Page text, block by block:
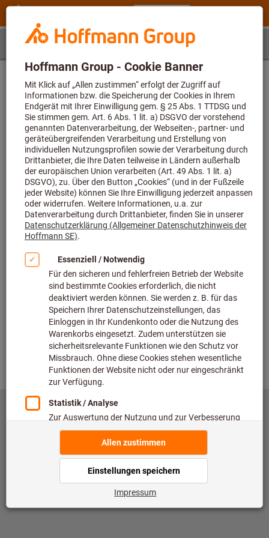
Schritt 1Artikel
Artikelbestimmung
Geben Sie zunächst die Artikelnummer ein und wählen
dann eine Größe
Artikelnummer (6-stellig)
Artikelnummer N00 70380 konnte nicht gefunden werden bzw.
Berechnung von Anwendungsdaten nicht möglich. Der Wert für den
Parameter überschreitet die erlaubte Maximallänge von 6.
Größe
Der Wert für den Parameter fehlt oder ist leer.
Überprüfen
Zurück
copyright by Hoffmann SE
toolscout@hoffmann-group.com
Nutzungsbedingungen